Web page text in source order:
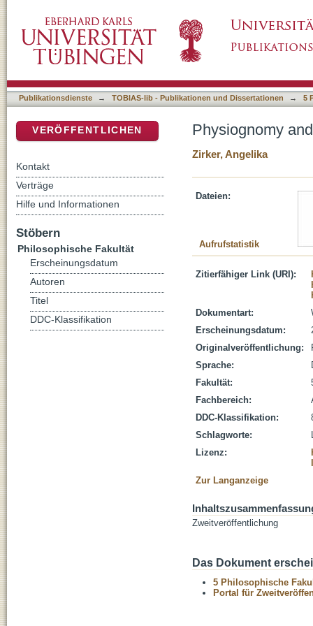
Publikationsdienste → TOBIAS-lib - Publikationen und Dissertationen → 5
Physiognomy
Zirker, Angelika
Dateien:
Aufrufstatistik
Zitierfähiger Link (URI):
Dokumentart:
Erscheinungsdatum:
Originalveröffentlichung:
Sprache:
Fakultät:
Fachbereich:
DDC-Klassifikation:
Schlagworte:
Lizenz:
Zur Langanzeige
Zweitveröffentlichung
Das Dokument
5 Philosophische
Portal für
VERÖFFENTLICHEN
Kontakt
Verträge
Hilfe und Informationen
Stöbern
Philosophische Fakultät
Erscheinungsdatum
Autoren
Titel
DDC-Klassifikation